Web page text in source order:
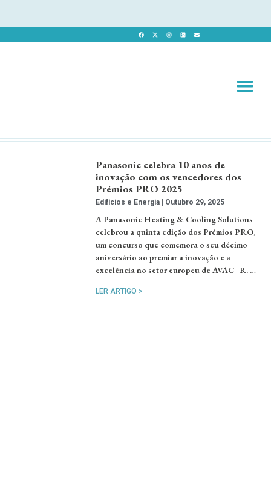
Panasonic celebra 10 anos de
inovação com os vencedores dos
Prémios PRO 2025
Edifícios e Energia Outubro 29, 2025
A Panasonic Heating & Cooling Solutions
celebrou a quinta edição dos Prémios PRO,
um concurso que comemora o seu décimo
aniversário ao premiar a inovação e a
excelência no setor europeu de AVAC+R. …
LER ARTIGO >